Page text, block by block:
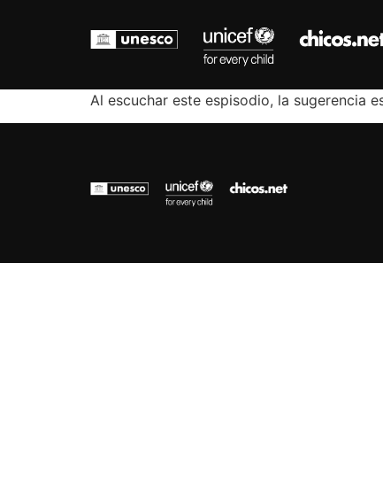
Al escuchar este espisodio, la sugerencia